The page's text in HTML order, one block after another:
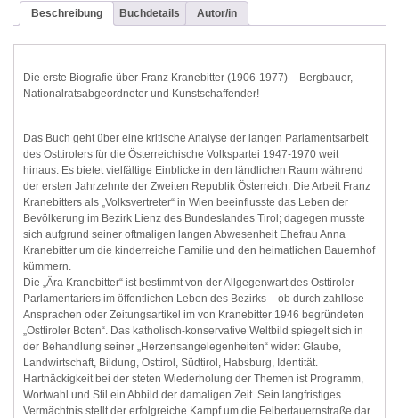
Beschreibung Buchdetails Autor/in
Die erste Biografie über Franz Kranebitter (1906-1977) – Bergbauer,
Nationalratsabgeordneter und Kunstschaffender!
Das Buch geht über eine kritische Analyse der langen Parlamentsarbeit
des Osttirolers für die Österreichische Volkspartei 1947-1970 weit
hinaus. Es bietet vielfältige Einblicke in den ländlichen Raum während
der ersten Jahrzehnte der Zweiten Republik Österreich. Die Arbeit Franz
Kranebitters als „Volksvertreter“ in Wien beeinflusste das Leben der
Bevölkerung im Bezirk Lienz des Bundeslandes Tirol; dagegen musste
sich aufgrund seiner oftmaligen langen Abwesenheit Ehefrau Anna
Kranebitter um die kinderreiche Familie und den heimatlichen Bauernhof
kümmern.
Die „Ära Kranebitter“ ist bestimmt von der Allgegenwart des Osttiroler
Parlamentariers im öffentlichen Leben des Bezirks – ob durch zahllose
Ansprachen oder Zeitungsartikel im von Kranebitter 1946 begründeten
„Osttiroler Boten“. Das katholisch-konservative Weltbild spiegelt sich in
der Behandlung seiner „Herzensangelegenheiten“ wider: Glaube,
Landwirtschaft, Bildung, Osttirol, Südtirol, Habsburg, Identität.
Hartnäckigkeit bei der steten Wiederholung der Themen ist Programm,
Wortwahl und Stil ein Abbild der damaligen Zeit. Sein langfristiges
Vermächtnis stellt der erfolgreiche Kampf um die Felbertauernstraße dar.